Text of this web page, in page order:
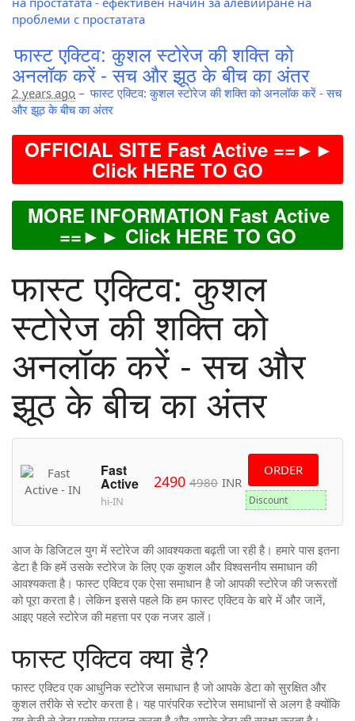
проблеми с простатата
फास्ट एक्टिव: कुशल स्टोरेज की शक्ति को
अनलॉक करें - सच और झूठ के बीच का अंतर
2 years ago – फास्ट एक्टिव: कुशल स्टोरेज की शक्ति को अनलॉक करें - सच
और झूठ के बीच का अंतर
OFFICIAL SITE Fast Active ==►►
Click HERE TO GO
MORE INFORMATION Fast Active
==►► Click HERE TO GO
फास्ट एक्टिव: कुशल
स्टोरेज की शक्ति को
अनलॉक करें - सच और
झूठ के बीच का अंतर
Fast
Active
hi-IN
2490 4980 INR
ORDER
Discount
आज के डिजिटल युग में स्टोरेज की आवश्यकता बढ़ती जा रही है। हमारे पास इतना
डेटा है कि हमें उसके स्टोरेज के लिए एक कुशल और विश्वसनीय समाधान की
आवश्यकता है। फास्ट एक्टिव एक ऐसा समाधान है जो आपकी स्टोरेज की जरूरतों
को पूरा करता है। लेकिन इससे पहले कि हम फास्ट एक्टिव के बारे में और जानें,
आइए पहले स्टोरेज की महत्ता पर एक नजर डालें।
फास्ट एक्टिव क्या है?
फास्ट एक्टिव एक आधुनिक स्टोरेज समाधान है जो आपके डेटा को सुरक्षित और
कुशल तरीके से स्टोर करता है। यह पारंपरिक स्टोरेज समाधानों से अलग है क्योंकि